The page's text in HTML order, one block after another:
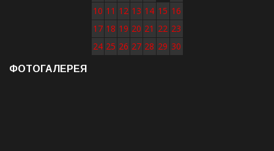
10 11 12 13 14 15 16
17 18 19 20 21 22 23
24 25 26 27 28 29 30
ФОТОГАЛЕРЕЯ